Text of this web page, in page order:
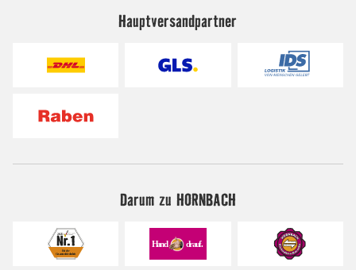
Hauptversandpartner
Darum zu HORNBACH